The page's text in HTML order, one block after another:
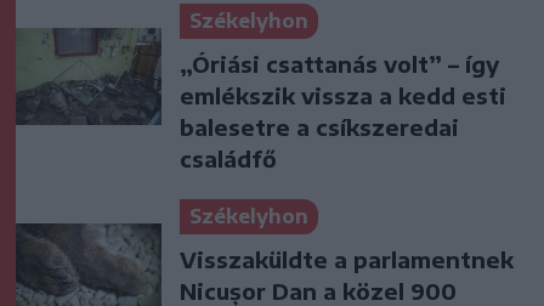
Székelyhon
„Óriási csattanás volt” – így
emlékszik vissza a kedd esti
balesetre a csíkszeredai
családfő
Székelyhon
Visszaküldte a parlamentnek
Nicușor Dan a közel 900